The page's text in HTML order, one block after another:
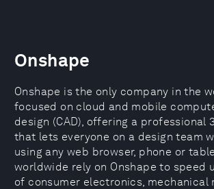
Onshape
Onshape is the only company in the
focused on cloud and mobile
design (CAD), offering a professional
that lets everyone on a design team
using any web browser, phone or
worldwide rely on Onshape to speed
of consumer electronics, mechanical